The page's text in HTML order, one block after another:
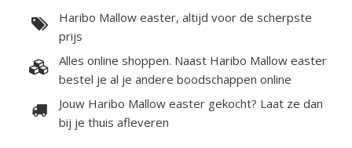
Haribo Mallow easter, altijd voor de scherpste
prijs
Alles online shoppen. Naast Haribo Mallow easter
bestel je al je andere boodschappen online
Jouw Haribo Mallow easter gekocht? Laat ze dan
bij je thuis afleveren